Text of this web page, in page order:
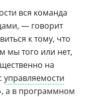
вся команда
— говорит
к тому, что
мы того или нет,
на
управляемости
а в программном